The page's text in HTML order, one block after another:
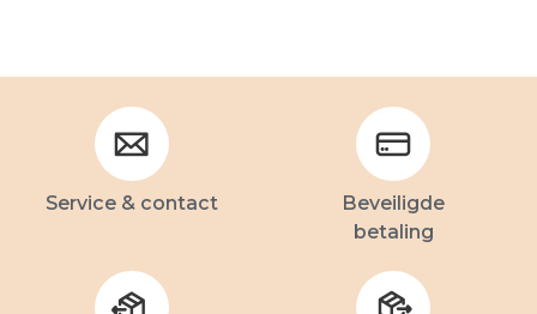
Service & contact
Beveiligde
betaling